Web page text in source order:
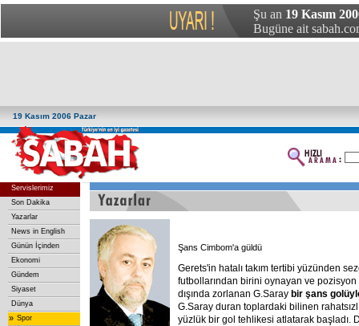
Şu an 19 Kasım
Bugüne ait
19 Kasım 2006 Pazar
Servislerimiz
Son Dakika
Yazarlar
News in English
Günün İçinden
Ekonomi
Gündem
Siyaset
Dünya
» Spor
Şans Cimbom'a güldü
Gerets'in hatalı takım tertibi yüzünden
futbollarından birini oynayan ve pozisyon
dışında zorlanan G.Saray bir şans
G.Saray duran toplardaki bilinen
yüzlük bir gol tehlikesi atlatarak başladı.